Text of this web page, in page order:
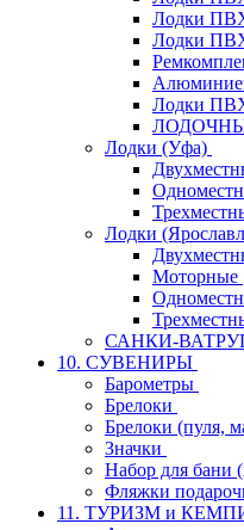
Лодки
Лодки
Лодки
Лодки (Уфа)
Лодки
Моторные
САНКИ-
10. СУВЕНИРЫ
Барометры
Брелоки
Брелоки (пуля,
Значки
Набор для бани
Фляжки
11. ТУРИЗМ и